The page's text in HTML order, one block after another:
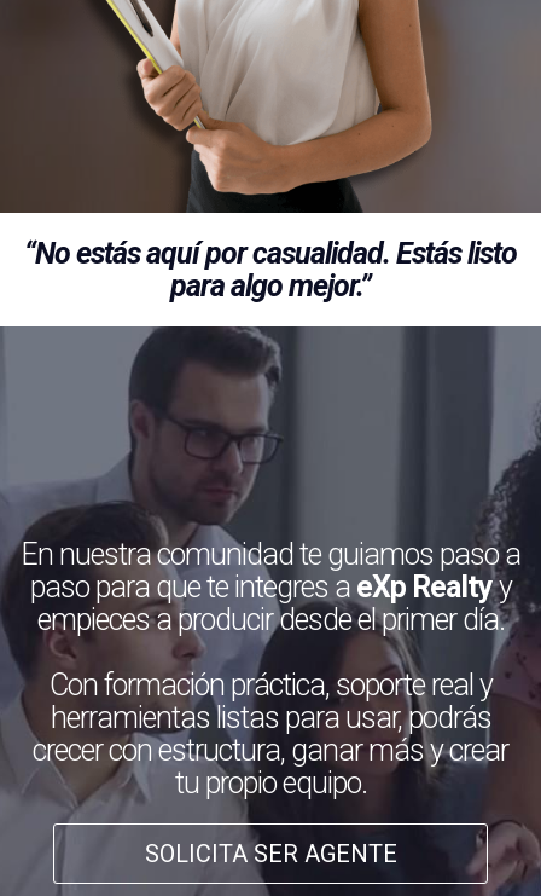
“No estás aquí por casualidad. Estás listo
para algo mejor.”
En nuestra comunidad te guiamos paso a
paso para que te integres a eXp Realtyy
empieces a producir desde el primer día.
Con formación práctica, soporte real y
herramientas listas para usar, podrás
crecer con estructura, ganar más y crear
tu propio equipo.
SOLICITA SER AGENTE